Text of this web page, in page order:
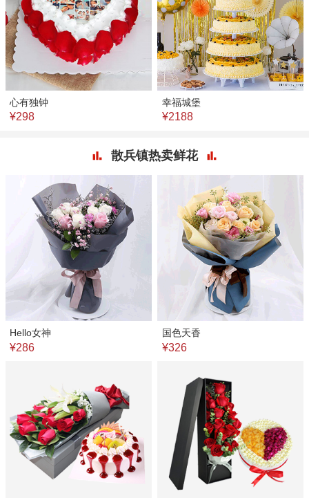
心有独钟
¥298
幸福城堡
¥2188
散兵镇热卖鲜花
Hello女神
¥286
国色天香
¥326